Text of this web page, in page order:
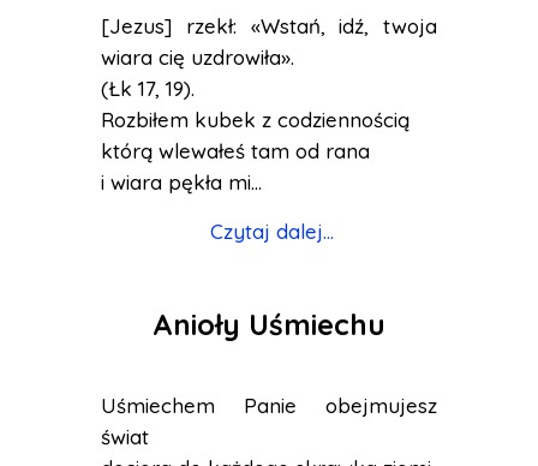
[Jezus] rzekł: «Wstań, idź, twoja
wiara cię uzdrowiła».
(Łk 17, 19).
Rozbiłem kubek z codziennością
którą wlewałeś tam od rana
i wiara pękła mi...
Czytaj dalej...
Anioły Uśmiechu
Uśmiechem Panie obejmujesz
świat